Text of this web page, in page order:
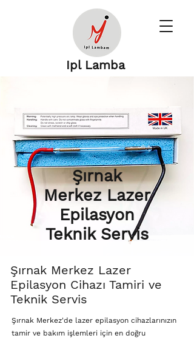
Ipl Lamba
Şırnak
Merkez Lazer
Epilasyon
Teknik Servis
Şırnak Merkez Lazer
Epilasyon Cihazı Tamiri ve
Teknik Servis
Şırnak Merkez'de lazer epilasyon cihazlarınızın
tamir ve bakım işlemleri için en doğru